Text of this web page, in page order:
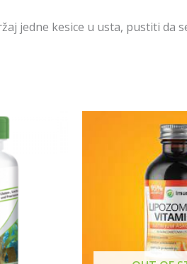
jedne kesice u usta, pustiti da